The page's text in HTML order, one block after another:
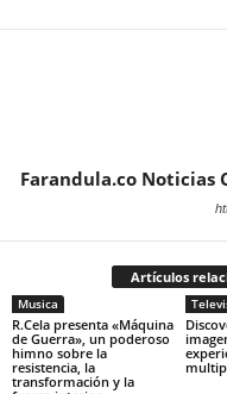
Farandula.co Noticias
Artículos
Musica
R.Cela presenta «Máquina
de Guerra», un poderoso
himno sobre la
resistencia, la
transformación y la